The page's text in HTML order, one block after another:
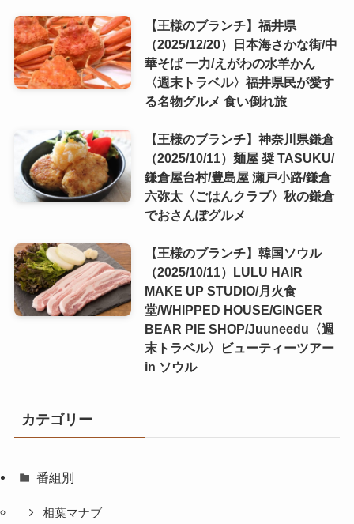
【王様のブランチ】福井県
（2025/12/20）日本海さかな街/中
華そば 一力/えがわの水羊かん
〈週末トラベル〉福井県民が愛す
る名物グルメ 食い倒れ旅
【王様のブランチ】神奈川県鎌倉
（2025/10/11）麺屋 奨 TASUKU/
鎌倉屋台村/豊島屋 瀬戸小路/鎌倉
六弥太〈ごはんクラブ〉秋の鎌倉
でおさんぽグルメ
【王様のブランチ】韓国ソウル
（2025/10/11）LULU HAIR
MAKE UP STUDIO/月火食
堂/WHIPPED HOUSE/GINGER
BEAR PIE SHOP/Juuneedu〈週
末トラベル〉ビューティーツアー
in ソウル
カテゴリー
番組別
相葉マナブ